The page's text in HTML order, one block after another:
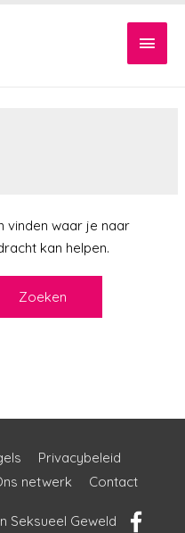
vinden waar je naar
kan helpen.
Privacybeleid
netwerk Contact
Seksueel Geweld